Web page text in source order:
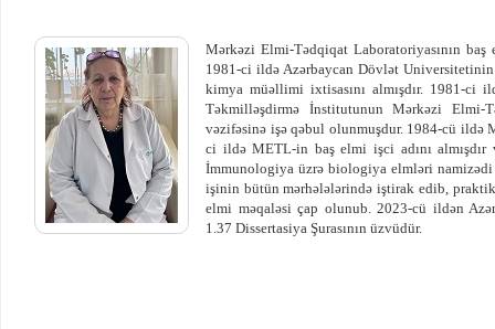
Mərkəzi Elmi-Tədqiqat Laboratoriyasının
1981-ci ildə Azərbaycan Dövlət
kimya müəllimi ixtisasını almışdır. 1981-ci
Təkmilləşdirmə İnstitutunun Mərkəzi Elmi-
vəzifəsinə işə qəbul olunmuşdur. 1984-cü
ci ildə METL-in baş elmi işci adını
İmmunologiya üzrə biologiya elmləri namizədi
işinin bütün mərhələlərində iştirak edib,
elmi məqaləsi çap olunub. 2023-cü ildən
1.37 Dissertasiya Şurasının üzvüdür.